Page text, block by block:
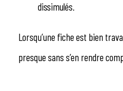
dissimulés.
Lorsqu’une fiche est bien
presque sans s’en rendre